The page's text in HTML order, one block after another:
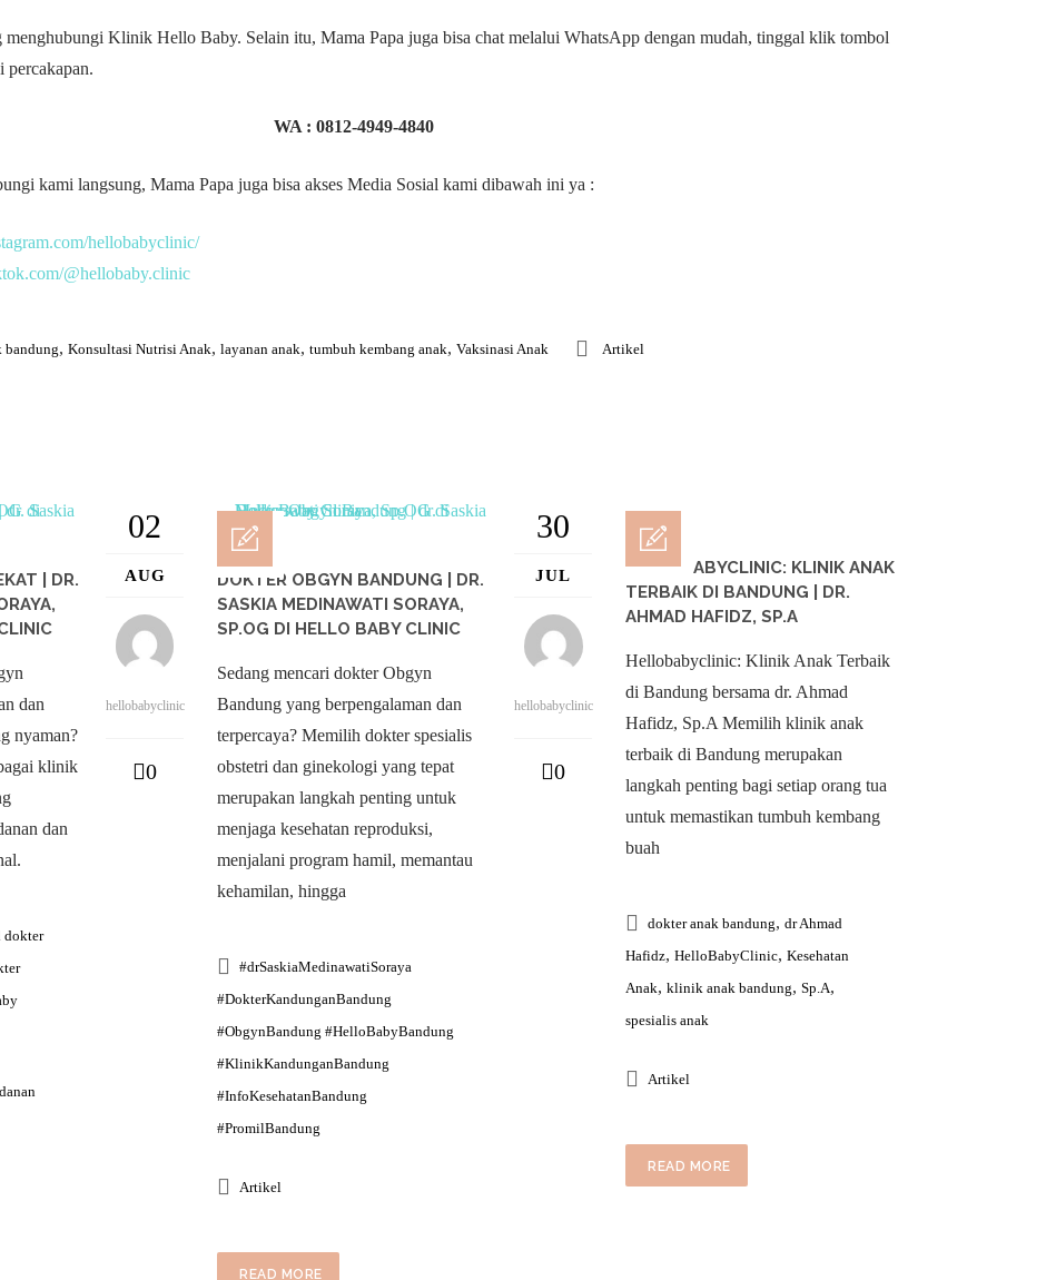
menghubungi Klinik Hello Baby. Selain itu, Mama Papa juga bisa chat melalui WhatsApp dengan mudah, tinggal klik tombol
WA : 0812-4949-4840
kami langsung, Mama Papa juga bisa akses Media Sosial kami dibawah ini ya :
hellobabyclinic/
@hellobaby.clinic
, Konsultasi Nutrisi Anak, layanan anak, tumbuh kembang anak, Vaksinasi Anak Artikel
| DR.
dan
nyaman?
klinik
dan
dokter
02
AUG
hellobabyclinic
0
DOKTER OBGYN BANDUNG | DR.
SASKIA MEDINAWATI SORAYA,
SP.OG DI HELLO BABY CLINIC
Sedang mencari dokter Obgyn
Bandung yang berpengalaman dan
terpercaya? Memilih dokter spesialis
obstetri dan ginekologi yang tepat
merupakan langkah penting untuk
menjaga kesehatan reproduksi,
menjalani program hamil, memantau
kehamilan, hingga
#drSaskiaMedinawatiSoraya
#DokterKandunganBandung
#ObgynBandung #HelloBabyBandung
#KlinikKandunganBandung
#InfoKesehatanBandung
#PromilBandung
Artikel
READ MORE
30
JUL
hellobabyclinic
0
HELLOBABYCLINIC: KLINIK ANAK
TERBAIK DI BANDUNG | DR.
AHMAD HAFIDZ, SP.A
Hellobabyclinic: Klinik Anak Terbaik
di Bandung bersama dr. Ahmad
Hafidz, Sp.A Memilih klinik anak
terbaik di Bandung merupakan
langkah penting bagi setiap orang tua
untuk memastikan tumbuh kembang
buah
dokter anak bandung,dr Ahmad
Hafidz,HelloBabyClinic,Kesehatan
Anak,klinik anak bandung,Sp.A,
spesialis anak
Artikel
READ MORE